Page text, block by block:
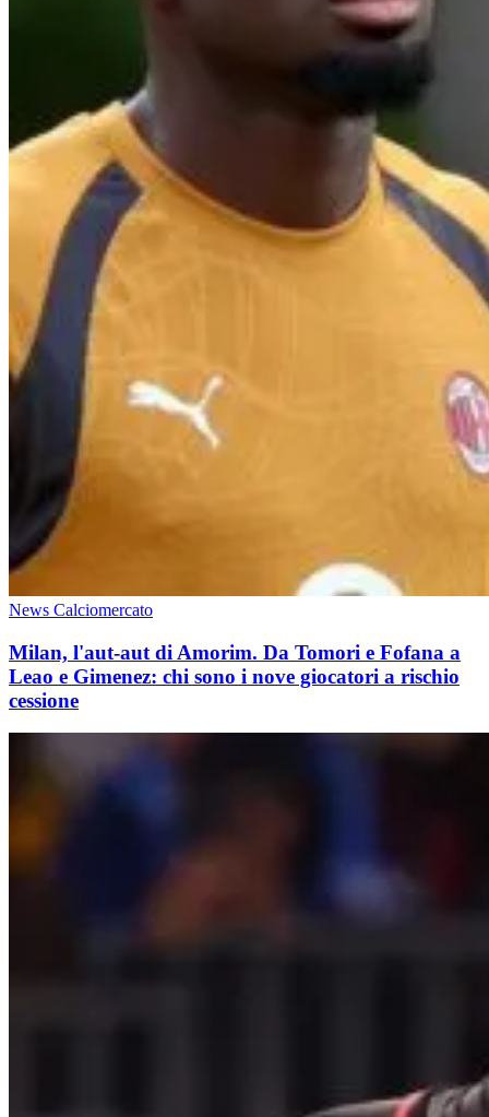
News Calciomercato
Milan, l'aut-aut di Amorim. Da Tomori e Fofana a
Leao e Gimenez: chi sono i nove giocatori a rischio
cessione